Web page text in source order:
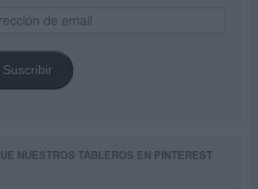
Suscribir
NUESTROS TABLEROS EN PINTEREST